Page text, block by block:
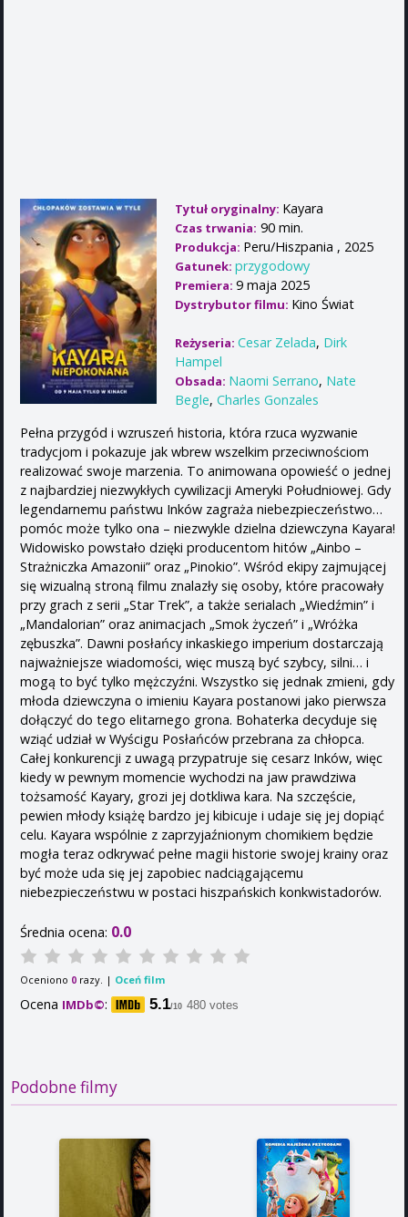
Tytuł oryginalny: Kayara
Czas trwania: 90 min.
Produkcja: Peru/Hiszpania , 2025
Gatunek: przygodowy
Premiera: 9 maja 2025
Dystrybutor filmu: Kino Świat
Reżyseria: Cesar Zelada, Dirk
Hampel
Obsada: Naomi Serrano, Nate
Begle, Charles Gonzales
Pełna przygód i wzruszeń historia, która rzuca wyzwanie
tradycjom i pokazuje jak wbrew wszelkim przeciwnościom
realizować swoje marzenia. To animowana opowieść o jednej
z najbardziej niezwykłych cywilizacji Ameryki Południowej. Gdy
legendarnemu państwu Inków zagraża niebezpieczeństwo…
pomóc może tylko ona – niezwykle dzielna dziewczyna Kayara!
Widowisko powstało dzięki producentom hitów „Ainbo –
Strażniczka Amazonii” oraz „Pinokio”. Wśród ekipy zajmującej
się wizualną stroną filmu znalazły się osoby, które pracowały
przy grach z serii „Star Trek”, a także serialach „Wiedźmin” i
„Mandalorian” oraz animacjach „Smok życzeń” i „Wróżka
zębuszka”. Dawni posłańcy inkaskiego imperium dostarczają
najważniejsze wiadomości, więc muszą być szybcy, silni… i
mogą to być tylko mężczyźni. Wszystko się jednak zmieni, gdy
młoda dziewczyna o imieniu Kayara postanowi jako pierwsza
dołączyć do tego elitarnego grona. Bohaterka decyduje się
wziąć udział w Wyścigu Posłańców przebrana za chłopca.
Całej konkurencji z uwagą przypatruje się cesarz Inków, więc
kiedy w pewnym momencie wychodzi na jaw prawdziwa
tożsamość Kayary, grozi jej dotkliwa kara. Na szczęście,
pewien młody książę bardzo jej kibicuje i udaje się jej dopiąć
celu. Kayara wspólnie z zaprzyjaźnionym chomikiem będzie
mogła teraz odkrywać pełne magii historie swojej krainy oraz
być może uda się jej zapobiec nadciągającemu
niebezpieczeństwu w postaci hiszpańskich konkwistadorów.
Średnia ocena: 0.0
Oceniono 0 razy. | Oceń film
Ocena IMDb©: 5.1/10 480 votes
Podobne filmy